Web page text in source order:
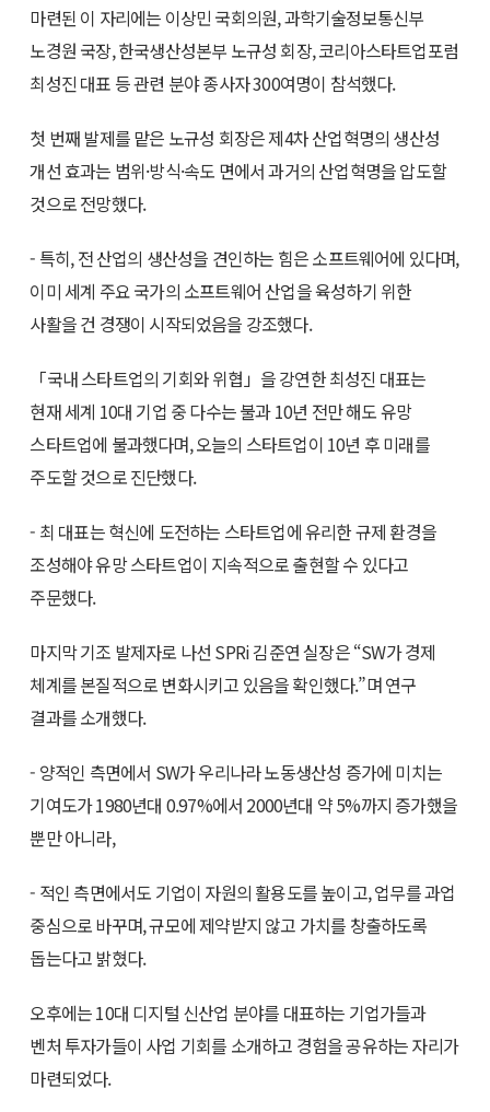
마련된 이 자리에는 이상민 국회의원, 과학기술정보통신부
노경원 국장, 한국생산성본부 노규성 회장, 코리아스타트업포럼
최성진 대표 등 관련 분야 종사자 300여명이 참석했다.
첫 번째 발제를 맡은 노규성 회장은 제4차 산업혁명의 생산성
개선 효과는 범위·방식·속도 면에서 과거의 산업혁명을 압도할
것으로 전망했다.
- 특히, 전 산업의 생산성을 견인하는 힘은 소프트웨어에 있다며,
이미 세계 주요 국가의 소프트웨어 산업을 육성하기 위한
사활을 건 경쟁이 시작되었음을 강조했다.
「국내 스타트업의 기회와 위협」을 강연한 최성진 대표는
현재 세계 10대 기업 중 다수는 불과 10년 전만 해도 유망
스타트업에 불과했다며, 오늘의 스타트업이 10년 후 미래를
주도할 것으로 진단했다.
- 최 대표는 혁신에 도전하는 스타트업에 유리한 규제 환경을
조성해야 유망 스타트업이 지속적으로 출현할 수 있다고
주문했다.
마지막 기조 발제자로 나선 SPRi 김준연 실장은 “SW가 경제
체계를 본질적으로 변화시키고 있음을 확인했다.”며 연구
결과를 소개했다.
- 양적인 측면에서 SW가 우리나라 노동생산성 증가에 미치는
기여도가 1980년대 0.97%에서 2000년대 약 5%까지 증가했을
뿐만 아니라,
- 적인 측면에서도 기업이 자원의 활용도를 높이고, 업무를 과업
중심으로 바꾸며, 규모에 제약받지 않고 가치를 창출하도록
돕는다고 밝혔다.
오후에는 10대 디지털 신산업 분야를 대표하는 기업가들과
벤처 투자가들이 사업 기회를 소개하고 경험을 공유하는 자리가
마련되었다.